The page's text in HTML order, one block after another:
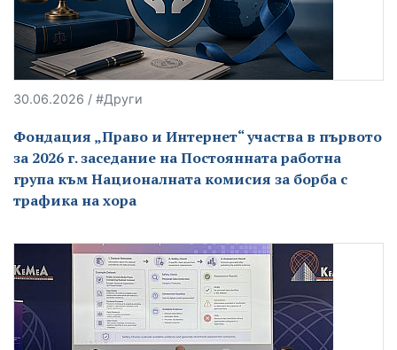
30.06.2026 / #Други
Фондация „Право и Интернет“ участва в първото
за 2026 г. заседание на Постоянната работна
група към Националната комисия за борба с
трафика на хора